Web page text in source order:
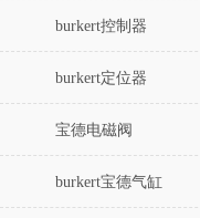
burkert控制器
burkert定位器
宝德电磁阀
burkert宝德气缸